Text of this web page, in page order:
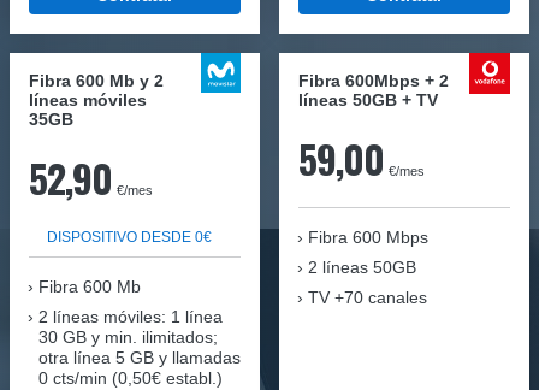
Fibra 600 Mb y 2
líneas móviles
35GB
52,90 €/mes
DISPOSITIVO DESDE 0€
Fibra 600 Mb
2 líneas móviles: 1 línea
30 GB y min. ilimitados;
otra línea 5 GB y llamadas
0 cts/min (0,50€ establ.)
Fibra 600Mbps + 2
líneas 50GB + TV
59,00 €/mes
Fibra 600 Mbps
2 líneas 50GB
TV +70 canales